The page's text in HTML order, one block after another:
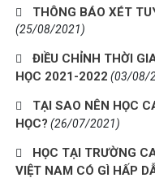
THÔNG BÁO XÉT
(25/08/2021)
ĐIỀU CHỈNH THỜI
HỌC 2021-2022 (03/08/
TẠI SAO NÊN HỌC
HỌC? (26/07/2021)
HỌC TẠI TRƯỜNG
VIỆT NAM CÓ GÌ HẤP